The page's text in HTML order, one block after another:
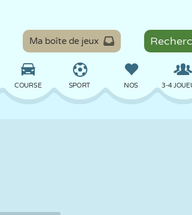
Ma boîte de jeux
COURSE SPORT NOS 3-4